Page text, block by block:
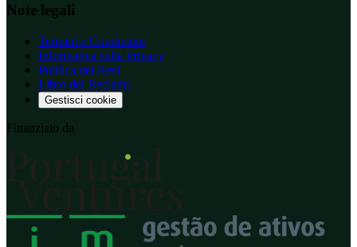
Note legali
Termini e Condizioni
Informativa sulla Privacy
Politica dei Resi
Libro dei Reclami
Gestisci cookie
Finanziato da